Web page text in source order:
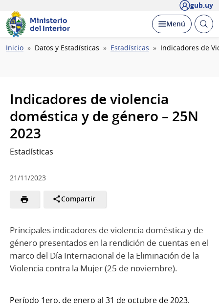
gub.uy
Ministerio
del Interior
Desplegar
Menú Abrir
Ruta
Inicio Datos y Estadísticas Estadísticas Indicadores de
Indicadores de violencia
doméstica y de género – 25N
2023
Estadísticas
21/11/2023
Compartir
Principales indicadores de violencia doméstica y de
género presentados en la rendición de cuentas en el
marco del Día Internacional de la Eliminación de la
Violencia contra la Mujer (25 de noviembre).
Período 1ero. de enero al 31 de octubre de 2023.